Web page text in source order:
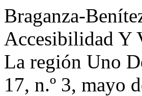
Braganza-
Accesibilidad Y
La región Uno
17, n.º 3, mayo